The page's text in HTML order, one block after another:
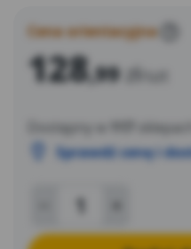
Cena orientacyjna
128,99 zł
Dostępny w
sklepach
Sprawdź cenę i